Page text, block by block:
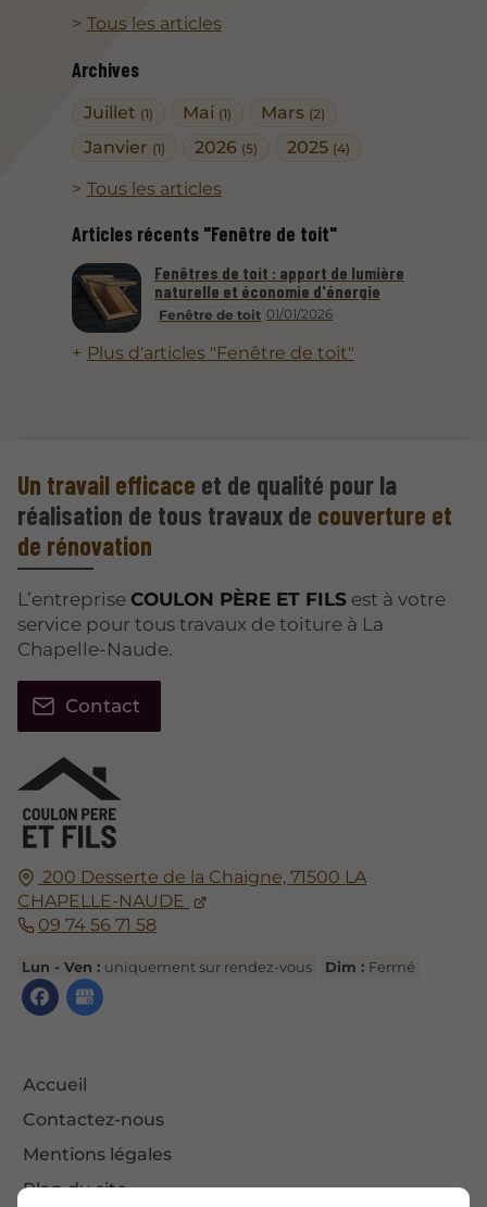
Tous les articles
Archives
Juillet (1) Mai (1) Mars (2)
Janvier (1) 2026 (5) 2025 (4)
Tous les articles
Articles récents "Fenêtre de toit"
Fenêtre de toit 01/01/2026
Fenêtres de toit : apport de lumière
naturelle et économie d'énergie
Plus d'articles "Fenêtre de toit"
200 Desserte de la Chaigne,71500 LA
CHAPELLE-NAUDE
09 74 56 71 58
Lun - Ven : uniquement sur rendez-vous Dim : Fermé
Accueil
Contactez-nous
Mentions légales
Plan du site
Un travail efficace et de qualité pour la
réalisation de tous travaux de couverture et
de rénovation
L’entreprise COULON PÈRE ET FILS est à votre
service pour tous travaux de toiture à La
Chapelle-Naude.
Contact